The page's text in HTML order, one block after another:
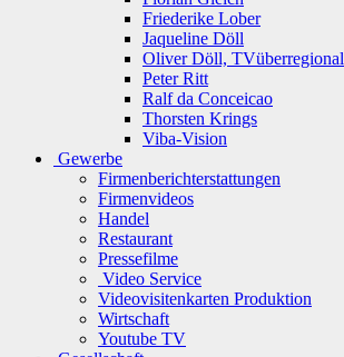
Friederike Lober
Jaqueline Döll
Oliver Döll, TVüberregional
Peter Ritt
Ralf da Conceicao
Thorsten Krings
Viba-Vision
Gewerbe
Firmenberichterstattungen
Firmenvideos
Handel
Restaurant
Pressefilme
Video Service
Videovisitenkarten Produktion
Wirtschaft
Youtube TV